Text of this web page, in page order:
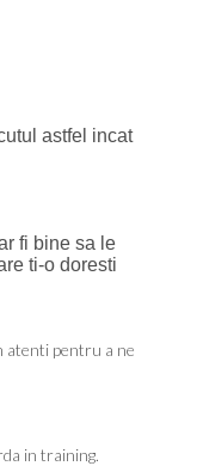
astfel incat
fi bine sa le
ti-o doresti
atenti pentru a ne
in training.